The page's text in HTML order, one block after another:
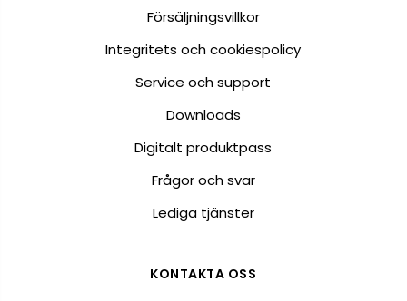
Försäljningsvillkor
Integritets och cookiespolicy
Service och support
Downloads
Digitalt produktpass
Frågor och svar
Lediga tjänster
KONTAKTA OSS